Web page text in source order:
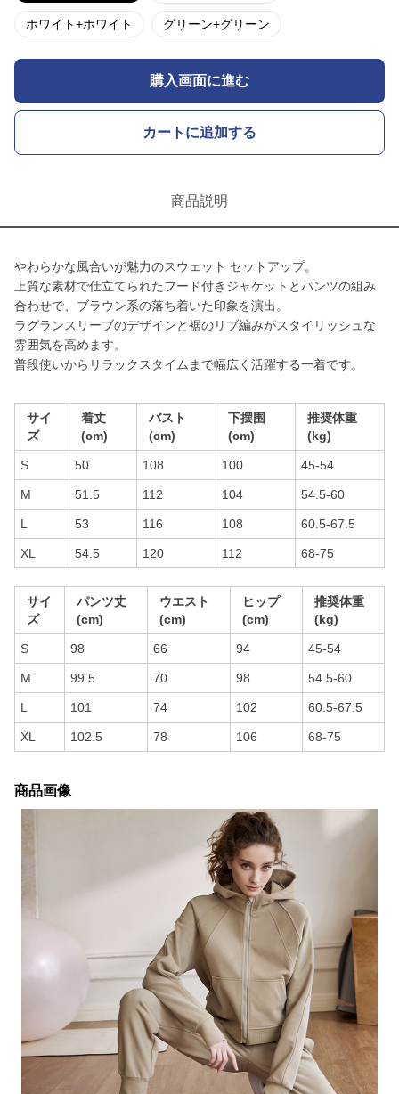
ホワイト+ホワイト グリーン+グリーン
購入画面に進む
カートに追加する
商品説明
やわらかな風合いが魅力のスウェット セットアップ。
上質な素材で仕立てられたフード付きジャケットとパンツの組み
合わせで、ブラウン系の落ち着いた印象を演出。
ラグランスリーブのデザインと裾のリブ編みがスタイリッシュな
雰囲気を高めます。
普段使いからリラックスタイムまで幅広く活躍する一着です。
サイ
ズ
着丈
(cm)
バスト
(cm)
下摆围
(cm)
推奨体重
(kg)
S 50 108 100 45-54
M 51.5 112 104 54.5-60
L 53 116 108 60.5-67.5
XL 54.5 120 112 68-75
サイ
ズ
パンツ丈
(cm)
ウエスト
(cm)
ヒップ
(cm)
推奨体重
(kg)
S 98 66 94 45-54
M 99.5 70 98 54.5-60
L 101 74 102 60.5-67.5
XL 102.5 78 106 68-75
商品画像